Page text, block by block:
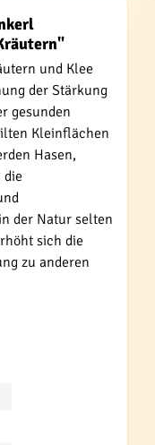
und Klee
der Stärkung
gesunden
Kleinflächen
Hasen,
die
der Natur selten
sich die
zu anderen